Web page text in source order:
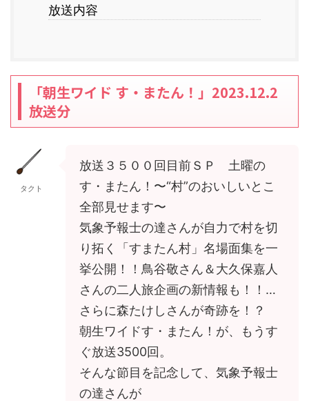
放送内容
「朝生ワイド す・またん！」2023.12.2
放送分
タクト
放送３５００回目前ＳＰ 土曜の
す・またん！〜“村”のおいしいとこ
全部見せます〜
気象予報士の達さんが自力で村を切
り拓く「すまたん村」名場面集を一
挙公開！！鳥谷敬さん＆大久保嘉人
さんの二人旅企画の新情報も！！…
さらに森たけしさんが奇跡を！？
朝生ワイドす・またん！が、もうす
ぐ放送3500回。
そんな節目を記念して、気象予報士
の達さんが